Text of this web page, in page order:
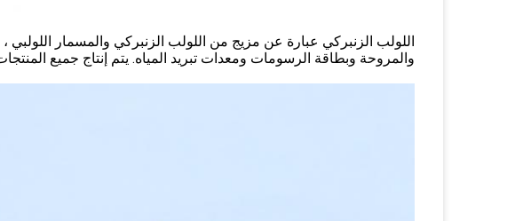
اللولب الزنبركي عبارة عن مزيج من اللولب الزنبركي والمسمار
والمروحة وبطاقة الرسومات ومعدات تبريد المياه. يتم إنتاج جميع